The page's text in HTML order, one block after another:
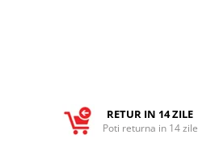
RETUR IN 14 ZILE
Poti returna in 14 zile